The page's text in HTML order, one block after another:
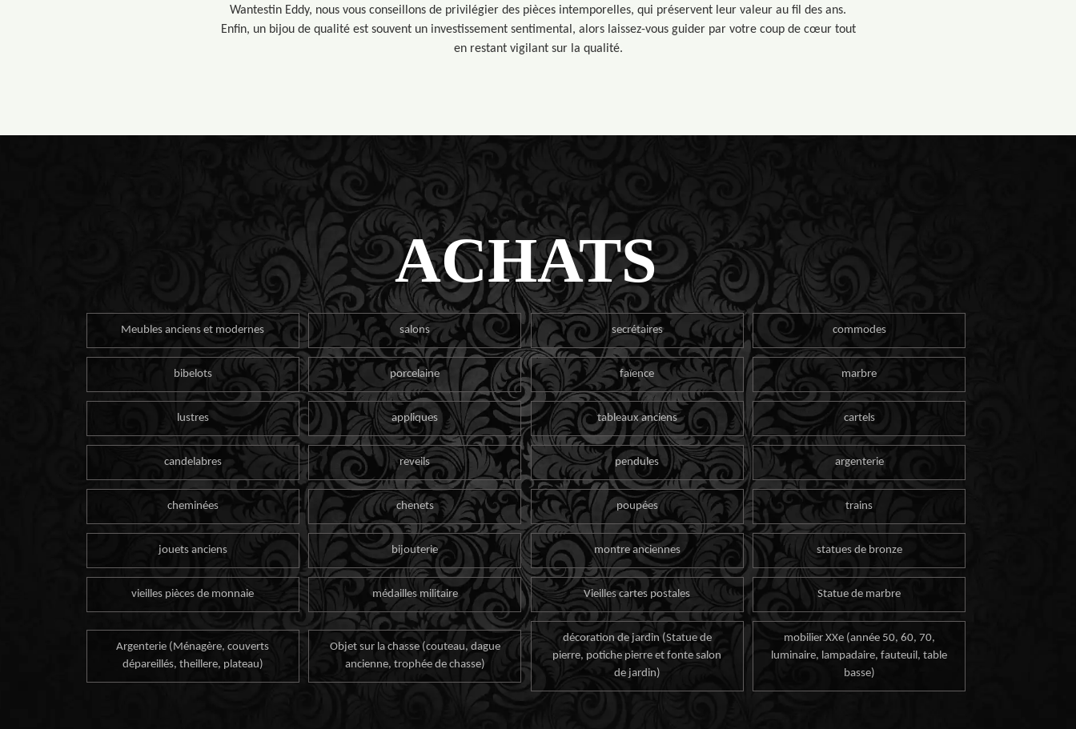
Wantestin Eddy, nous vous conseillons de privilégier des pièces intemporelles, qui préservent leur valeur au fil des ans.
Enfin, un bijou de qualité est souvent un investissement sentimental, alors laissez-vous guider par votre coup de cœur tout
en restant vigilant sur la qualité.
ACHATS
Meubles anciens et modernes salons secrétaires commodes
bibelots porcelaine faïence marbre
lustres appliques tableaux anciens cartels
candelabres reveils pendules argenterie
cheminées chenets poupées trains
jouets anciens bijouterie montre anciennes statues de bronze
vieilles pièces de monnaie médailles militaire Vieilles cartes postales Statue de marbre
Argenterie (Ménagère, couverts
dépareillés, theillere, plateau)
Objet sur la chasse (couteau, dague
ancienne, trophée de chasse)
décoration de jardin (Statue de
pierre, potiche pierre et fonte salon
de jardin)
mobilier XXe (année 50, 60, 70,
luminaire, lampadaire, fauteuil, table
basse)